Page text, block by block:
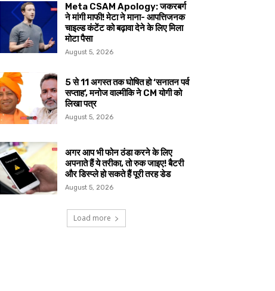
Meta CSAM Apology: जकरबर्ग
ने मांगी माफी! मेटा ने माना- आपत्तिजनक
चाइल्ड कंटेंट को बढ़ावा देने के लिए मिला
मोटा पैसा
August 5, 2026
5 से 11 अगस्त तक घोषित हो ‘सनातन पर्व
सप्ताह’, मनोज वाल्मीकि ने CM योगी को
लिखा पत्र
August 5, 2026
अगर आप भी फोन ठंडा करने के लिए
अपनाते हैं ये तरीका, तो रुक जाइए! बैटरी
और डिस्प्ले हो सकते हैं पूरी तरह डेड
August 5, 2026
Load more